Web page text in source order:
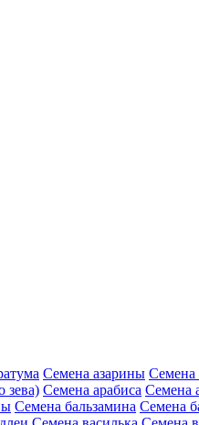
Семена азарины Семена
зева) Семена арабиса Семена
Семена бальзамина Семена